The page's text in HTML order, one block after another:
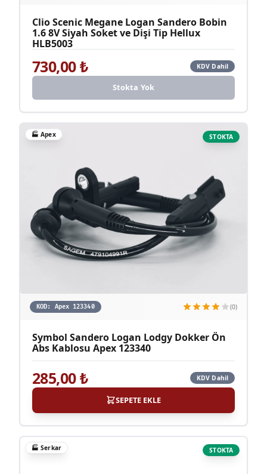
Clio Scenic Megane Logan Sandero Bobin
1.6 8V Siyah Soket ve Dişi Tip Hellux
HLB5003
730,00₺ KDV Dahil
Stokta Yok
STOKTA
🏭Apex
KOD: Apex 123340 (0)
Symbol Sandero Logan Lodgy Dokker Ön
Abs Kablosu Apex 123340
285,00₺ KDV Dahil
SEPETE EKLE
STOKTA
🏭Serkar